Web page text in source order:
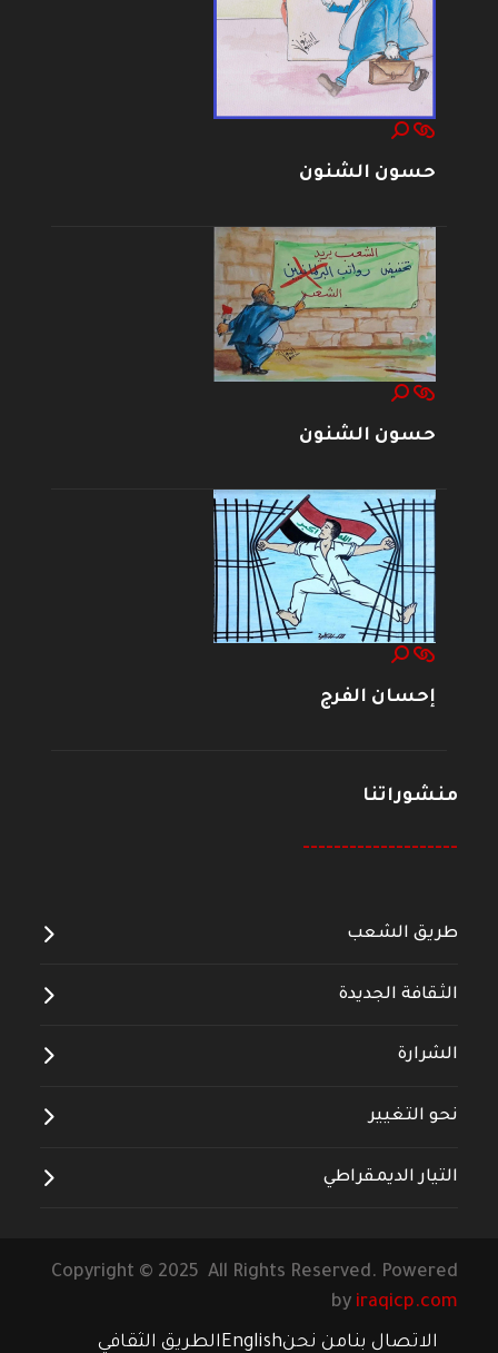
حسون الشنون
حسون الشنون
إحسان الفرج
منشوراتنا
--------------------
طريق الشعب
الثقافة الجديدة
الشرارة
نحو التغيير
التيار الديمقراطي
Copyright © 2025 All Rights Reserved. Powered
by iraqicp.com
الاتصال بنامن نحنEnglishالطريق الثقافي